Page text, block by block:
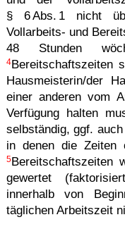
§ 6 Abs. 1 nicht
Vollarbeits- und
48 Stunden
4Bereitschaftszeiten
Hausmeisterin/der
einer anderen vom
Verfügung halten
selbständig, ggf.
in denen die Zeiten
5Bereitschaftszeiten
gewertet
innerhalb von
täglichen Arbeitszeit